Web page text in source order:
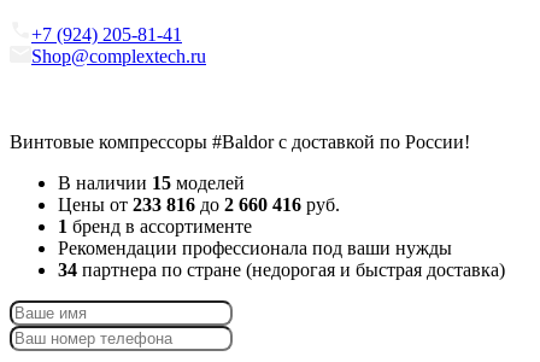
+7 (924) 205-81-41
Shop@complextech.ru
Винтовые компрессоры #Baldorс доставкой по России!
В наличии 15 моделей
Цены от 233 816 до 2 660 416 руб.
1 бренд в ассортименте
Рекомендации профессионала под ваши нужды
34 партнера по стране (недорогая и быстрая доставка)